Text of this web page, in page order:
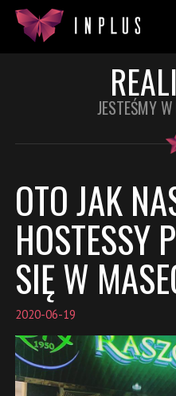
JESTEŚMY
OTO JAK
HOSTESSY
SIĘ W
2020-06-19